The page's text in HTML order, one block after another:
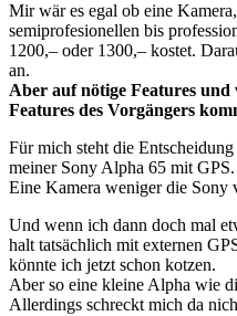
Mir wär es egal ob eine
semiprofesionellen bis
1200,– oder 1300,– kostet.
an.
Aber auf nötige Features und
Features des Vorgängers
Für mich steht die
meiner Sony Alpha 65 mit GPS.
Eine Kamera weniger die Sony
Und wenn ich dann doch mal
halt tatsächlich mit externen
könnte ich jetzt schon kotzen.
Aber so eine kleine Alpha wie
Allerdings schreckt mich da